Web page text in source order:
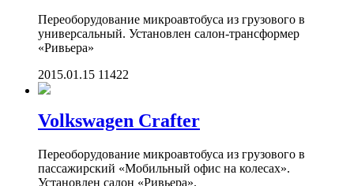
Переоборудование микроавтобуса из грузового в
универсальный. Установлен салон-трансформер
«Ривьера»
2015.01.15 11422
Volkswagen Crafter
Переоборудование микроавтобуса из грузового в
пассажирский «Мобильный офис на колесах».
Установлен салон «Ривьера».